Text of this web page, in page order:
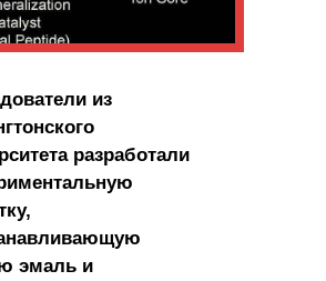
из
разработали
эмаль и